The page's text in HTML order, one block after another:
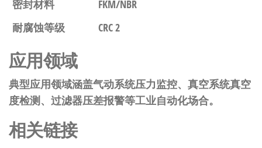
密封材料
FKM/NBR
耐腐蚀等级
CRC 2
应用领域
典型应用领域涵盖气动系统压力监控、真空系统真空
度检测、过滤器压差报警等工业自动化场合。
相关链接